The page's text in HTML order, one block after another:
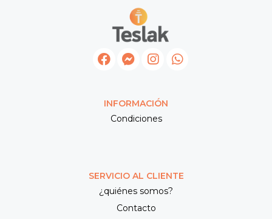
INFORMACIÓN
Condiciones
SERVICIO AL CLIENTE
¿quiénes somos?
Contacto